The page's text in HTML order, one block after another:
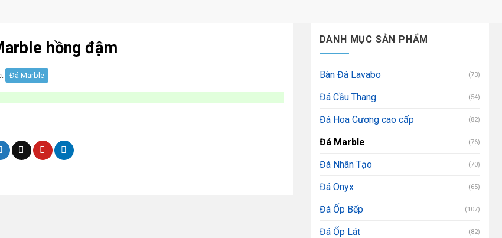
DANH MỤC SẢN PHẨM
Bàn Đá Lavabo (73)
Đá Cầu Thang (54)
Đá Hoa Cương cao cấp (82)
Đá Marble (76)
Đá Nhân Tạo (70)
Đá Onyx (65)
Đá Ốp Bếp (107)
Đá Ốp Lát (82)
hồng đậm
Đá Marble